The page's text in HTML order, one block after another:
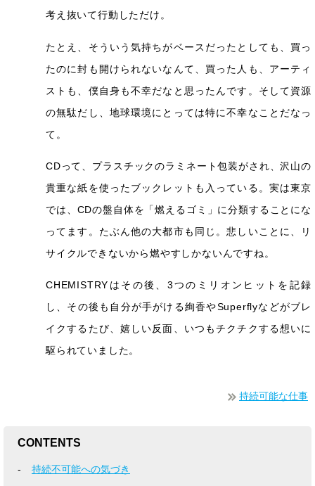
考え抜いて行動しただけ。
たとえ、そういう気持ちがベースだったとしても、買っ
たのに封も開けられないなんて、買った人も、アーティ
ストも、僕自身も不幸だなと思ったんです。そして資源
の無駄だし、地球環境にとっては特に不幸なことだなっ
て。
CDって、プラスチックのラミネート包装がされ、沢山の
貴重な紙を使ったブックレットも入っている。実は東京
では、CDの盤自体を「燃えるゴミ」に分類することにな
ってます。たぶん他の大都市も同じ。悲しいことに、リ
サイクルできないから燃やすしかないんですね。
CHEMISTRYはその後、3つのミリオンヒットを記録
し、その後も自分が手がける絢香やSuperflyなどがブレ
イクするたび、嬉しい反面、いつもチクチクする想いに
駆られていました。
持続可能な仕事
CONTENTS
持続不可能への気づき